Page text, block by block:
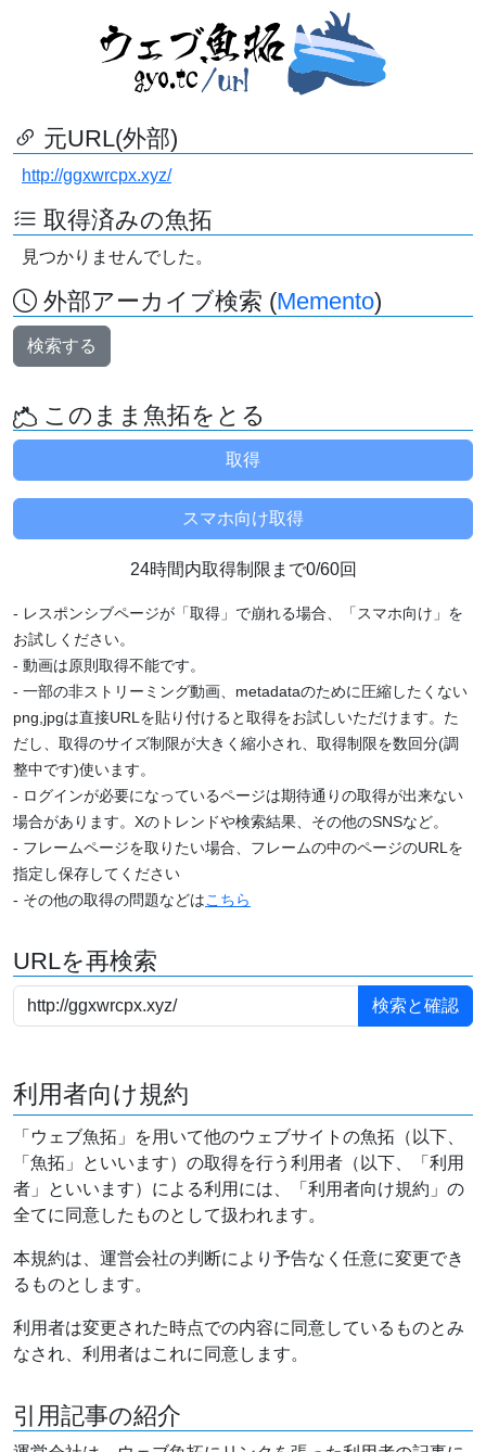
元URL(外部)
http://ggxwrcpx.xyz/
取得済みの魚拓
見つかりませんでした。
外部アーカイブ検索 (Memento)
検索する
このまま魚拓をとる
24時間内取得制限まで0/60回
- レスポンシブページが「取得」で崩れる場合、「スマホ向け」を
お試しください。
- 動画は原則取得不能です。
- 一部の非ストリーミング動画、metadataのために圧縮したくない
png,jpgは直接URLを貼り付けると取得をお試しいただけます。た
だし、取得のサイズ制限が大きく縮小され、取得制限を数回分(調
整中です)使います。
- ログインが必要になっているページは期待通りの取得が出来ない
場合があります。Xのトレンドや検索結果、その他のSNSなど。
- フレームページを取りたい場合、フレームの中のページのURLを
指定し保存してください
- その他の取得の問題などはこちら
URLを再検索
利用者向け規約
「ウェブ魚拓」を用いて他のウェブサイトの魚拓（以下、
「魚拓」といいます）の取得を行う利用者（以下、「利用
者」といいます）による利用には、「利用者向け規約」の
全てに同意したものとして扱われます。
本規約は、運営会社の判断により予告なく任意に変更でき
るものとします。
利用者は変更された時点での内容に同意しているものとみ
なされ、利用者はこれに同意します。
引用記事の紹介